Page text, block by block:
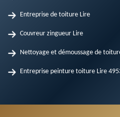
Entreprise de toiture Lire
Couvreur zingueur Lire
Nettoyage et démoussage de
Entreprise peinture toiture Lire